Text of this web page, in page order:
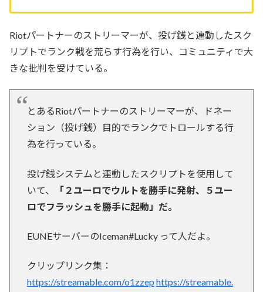
Riotパートナーのストリーマーが、投げ銭と連動したスク
リプトでランク戦を荒らす行為を行い、コミュニティで大
きな批判を受けている。
とあるRiotパートナーのストリーマーが、ドネー
ション（投げ銭）目的でランクでトロールする行
為を行っている。
投げ銭システムと連動したスクリプトを使用して
いて、
「２ユーロでウルトを勝手に発射、５ユー
ロでフラッシュを勝手に起動」だ。
EUNEサーバーのIceman#Lucky って人だよ。
クリップリンク集：
https://streamable.com/o1zzep https://streamable.